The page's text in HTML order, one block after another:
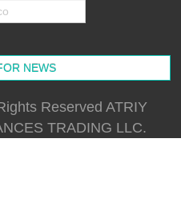
Reserved ATRIY
TRADING LLC.